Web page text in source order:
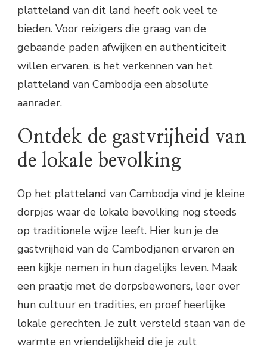
platteland van dit land heeft ook veel te
bieden. Voor reizigers die graag van de
gebaande paden afwijken en authenticiteit
willen ervaren, is het verkennen van het
platteland van Cambodja een absolute
aanrader.
Ontdek de gastvrijheid van
de lokale bevolking
Op het platteland van Cambodja vind je kleine
dorpjes waar de lokale bevolking nog steeds
op traditionele wijze leeft. Hier kun je de
gastvrijheid van de Cambodjanen ervaren en
een kijkje nemen in hun dagelijks leven. Maak
een praatje met de dorpsbewoners, leer over
hun cultuur en tradities, en proef heerlijke
lokale gerechten. Je zult versteld staan van de
warmte en vriendelijkheid die je zult